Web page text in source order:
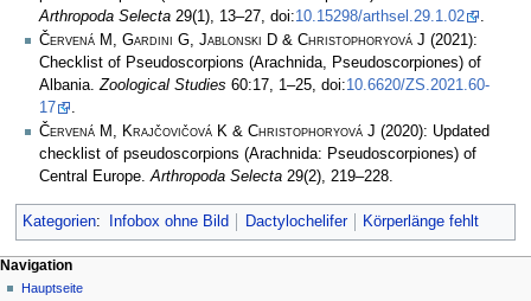
Arthropoda Selecta 29(1), 13–27, doi:10.15298/arthsel.29.1.02
Červená M, Gardini G, Jablonski D & Christophoryová J (2021):
Checklist of Pseudoscorpions (Arachnida, Pseudoscorpiones) of
Albania.Zoological Studies 60:17, 1–25, doi:10.6620/ZS.2021.60-
17
.
Červená M, Krajčovičová K & Christophoryová J (2020): Updated
checklist of pseudoscorpions (Arachnida: Pseudoscorpiones) of
Central Europe.Arthropoda Selecta 29(2), 219–228.
Kategorien: Infobox ohne Bild Dactylochelifer Körperlänge fehlt
Navigation
Hauptseite